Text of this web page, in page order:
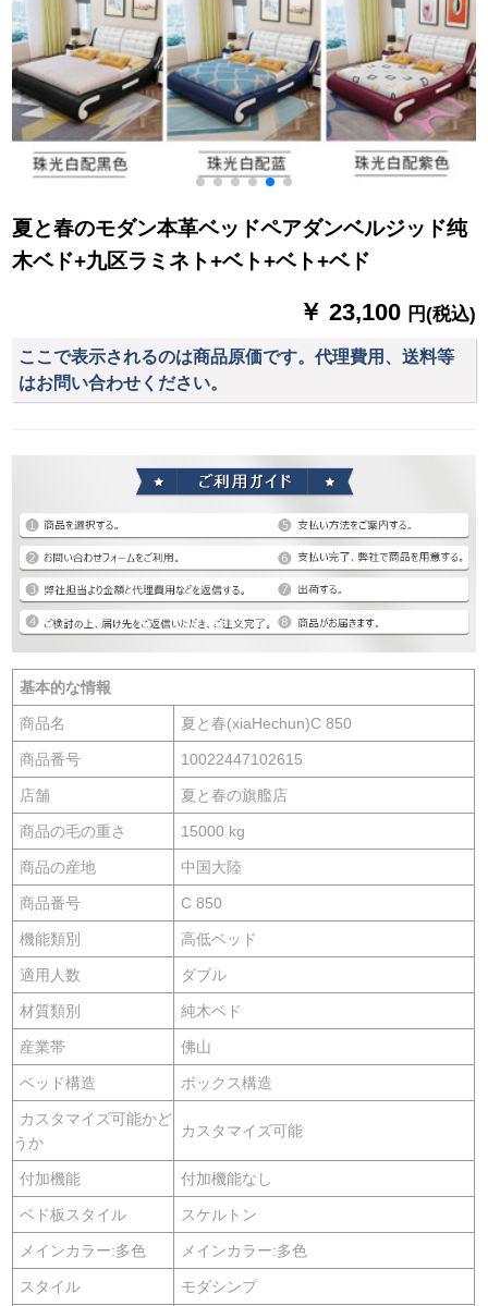
夏と春のモダン本革ベッドペアダンベルジッド纯
木ベド+九区ラミネト+ベト+ベト+ベド
￥ 23,100 円(税込)
ここで表示されるのは商品原価です。代理費用、送料等
はお問い合わせください。
基本的な情報
商品名 夏と春(xiaHechun)C 850
商品番号 10022447102615
店舗 夏と春の旗艦店
商品の毛の重さ 15000 kg
商品の産地 中国大陸
商品番号 C 850
機能類別 高低ベッド
適用人数 ダブル
材質類別 純木ベド
産業帯 佛山
ベッド構造 ボックス構造
カスタマイズ可能かど
うか
カスタマイズ可能
付加機能 付加機能なし
ベド板スタイル スケルトン
メインカラー:多色 メインカラー:多色
スタイル モダシンプ